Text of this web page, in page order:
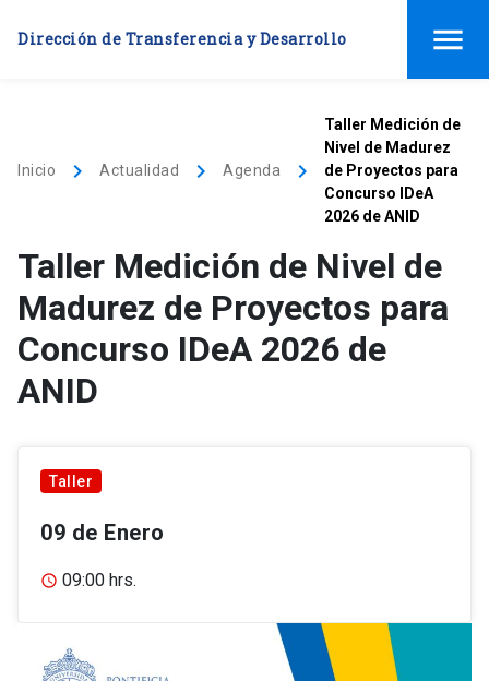
Dirección de Transferencia y Desarrollo menu
Inicio keyboard_arrow_right Actualidad keyboard_arrow_right Agenda keyboard_arrow_right
Taller Medición de
Nivel de Madurez
de Proyectos para
Concurso IDeA
2026 de ANID
Taller Medición de Nivel de
Madurez de Proyectos para
Concurso IDeA 2026 de
ANID
Taller
09 de Enero
09:00 hrs.